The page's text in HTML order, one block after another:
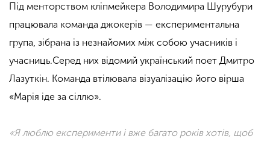
Під менторством кліпмейкера Володимира Шурубури
працювала команда джокерів — експериментальна
група, зібрана із незнайомих між собою учасників і
учасниць.Серед них відомий український поет Дмитро
Лазуткін. Команда втілювала візуалізацію його вірша
«Марія іде за сіллю».
«Я люблю експерименти і вже багато років хотів, щоб